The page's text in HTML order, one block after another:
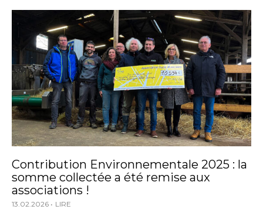
Contribution Environnementale 2025 : la
somme collectée a été remise aux
associations !
13.02.2026 LIRE